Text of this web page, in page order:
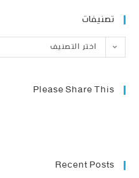
تصنيفات
اختر التصنيف
Please Share This
Recent Posts